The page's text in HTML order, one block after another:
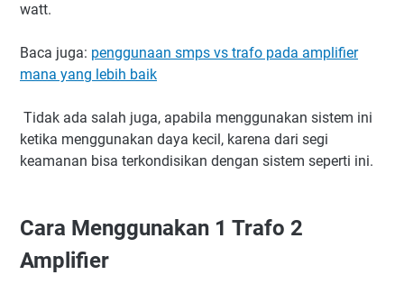
watt.
Baca juga: penggunaan smps vs trafo pada amplifier
mana yang lebih baik
Tidak ada salah juga, apabila menggunakan sistem ini
ketika menggunakan daya kecil, karena dari segi
keamanan bisa terkondisikan dengan sistem seperti ini.
Cara Menggunakan 1 Trafo 2
Amplifier